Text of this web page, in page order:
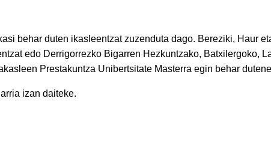
behar duten ikasleentzat zuzenduta dago. Bereziki, Haur
edo Derrigorrezko Bigarren Hezkuntzako, Batxilergoko,
Prestakuntza Unibertsitate Masterra egin behar
izan daiteke.